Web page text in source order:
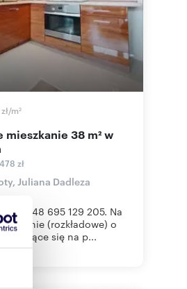
zł/m2
zł
Juliana Dadleza
+48 695 129 205. Na
(rozkładowe) o
się na p...